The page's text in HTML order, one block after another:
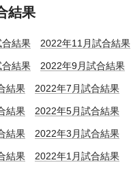
結果
結果 2022年11月試合結果
結果 2022年9月試合結果
結果 2022年7月試合結果
結果 2022年5月試合結果
結果 2022年3月試合結果
結果 2022年1月試合結果